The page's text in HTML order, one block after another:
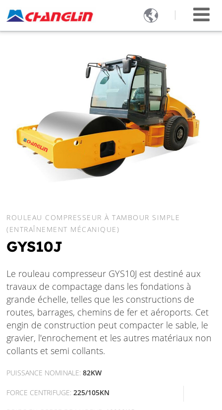

ROULEAU COMPRESSEUR À TAMBOUR SIMPLE
(ENTRAÎNEMENT MÉCANIQUE)
GYS10J
Le rouleau compresseur GYS10J est destiné aux
travaux de compactage dans les fondations à
grande échelle, telles que les constructions de
routes, barrages, chemins de fer et aéroports. Cet
engin de construction peut compacter le sable, le
gravier, l'enrochement et les autres matériaux non
collants et semi collants.
PUISSANCE NOMINALE:82KW
FORCE CENTRIFUGE:225/105KN